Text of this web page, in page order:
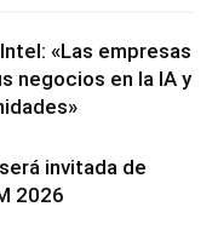
«Las empresas
negocios en la IA y
invitada de
2026